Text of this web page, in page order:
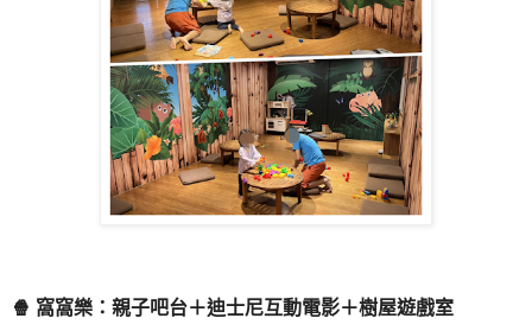
🍿 窩窩樂：親子吧台＋迪士尼互動電影＋樹屋遊戲室